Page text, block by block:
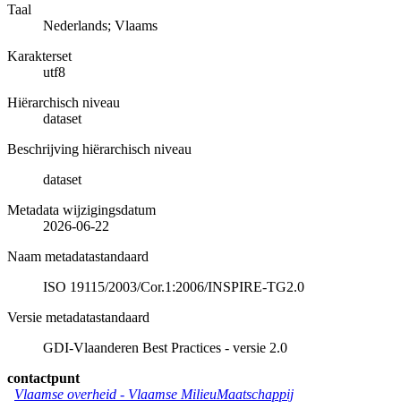
Taal
Nederlands; Vlaams
Karakterset
utf8
Hiërarchisch niveau
dataset
Beschrijving hiërarchisch niveau
dataset
Metadata wijzigingsdatum
2026-06-22
Naam metadatastandaard
ISO 19115/2003/Cor.1:2006/INSPIRE-TG2.0
Versie metadatastandaard
GDI-Vlaanderen Best Practices - versie 2.0
contactpunt
Vlaamse overheid - Vlaamse MilieuMaatschappij